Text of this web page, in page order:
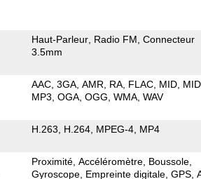
Haut-Parleur Radio FM Connecteur
3.5mm
AAC 3GA AMR RA FLAC MID
MP3 OGA OGG WMA WAV
H.263 H.264 MPEG-4 MP4
Proximité Accéléromètre Boussole
Gyroscope Empreinte digitale GPS